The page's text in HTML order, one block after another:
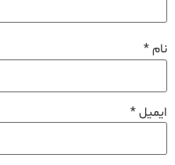
نام*
ایمیل*